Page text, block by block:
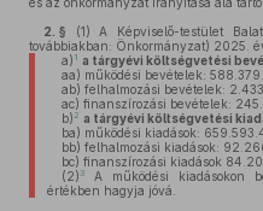
2. § (1) A Képviselő-testület
továbbiakban: Önkormányzat) 2025.
a) 1 a tárgyévi költségvetési
aa) működési bevételek:
ab) felhalmozási bevételek:
ac) finanszírozási bevételek:
b) 2 a tárgyévi költségvetési
ba) működési kiadások:
bb) felhalmozási kiadások:
bc) finanszírozási kiadások
(2) 3A működési kiadásokon
értékben hagyja jóvá.